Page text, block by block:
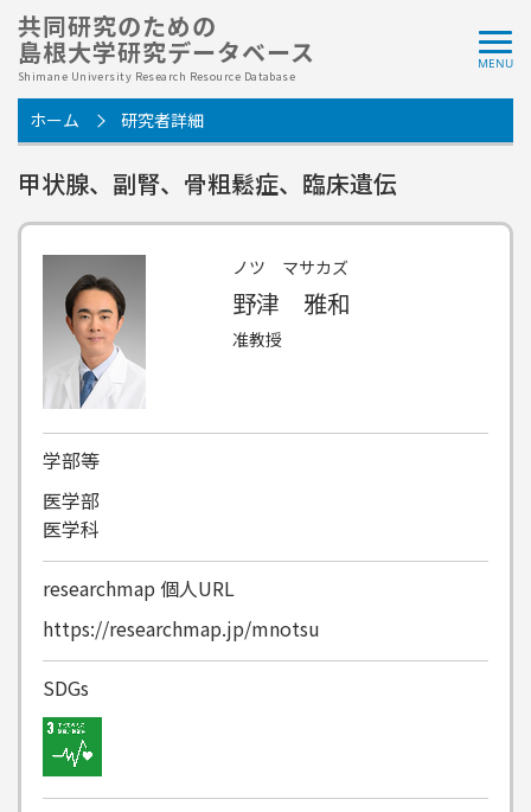
共同研究のための
島根大学研究データベース
Shimane University Research Resource Database
ホーム 研究者詳細
甲状腺、副腎、骨粗鬆症、臨床遺伝
ノツ マサカズ
野津 雅和
准教授
学部等
医学部
医学科
researchmap 個人URL
https://researchmap.jp/mnotsu
SDGs